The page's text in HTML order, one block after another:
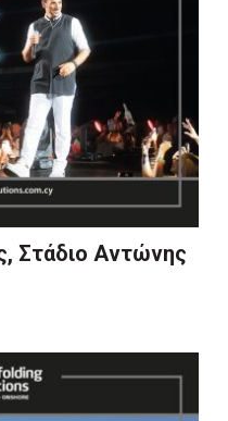
Στάδιο Αντώνης